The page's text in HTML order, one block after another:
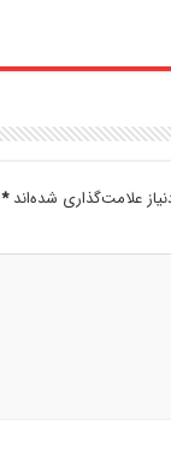
علامت‌گذاری شده‌اند*